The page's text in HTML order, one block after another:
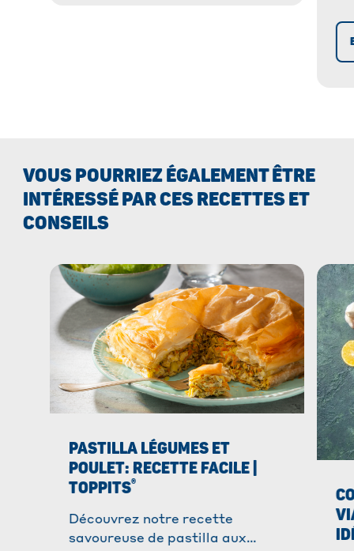
VOUS POURRIEZ ÉGALEMENT ÊTRE
INTÉRESSÉ PAR CES RECETTES ET
CONSEILS
PASTILLA LÉGUMES ET
POULET: RECETTE FACILE |
TOPPITS®
Découvrez notre recette
savoureuse de pastilla aux